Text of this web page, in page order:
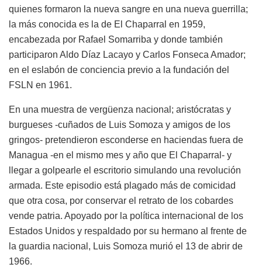
quienes formaron la nueva sangre en una nueva guerrilla;
la más conocida es la de El Chaparral en 1959,
encabezada por Rafael Somarriba y donde también
participaron Aldo Díaz Lacayo y Carlos Fonseca Amador;
en el eslabón de conciencia previo a la fundación del
FSLN en 1961.
En una muestra de vergüenza nacional; aristócratas y
burgueses -cuñados de Luis Somoza y amigos de los
gringos- pretendieron esconderse en haciendas fuera de
Managua -en el mismo mes y año que El Chaparral- y
llegar a golpearle el escritorio simulando una revolución
armada. Este episodio está plagado más de comicidad
que otra cosa, por conservar el retrato de los cobardes
vende patria. Apoyado por la política internacional de los
Estados Unidos y respaldado por su hermano al frente de
la guardia nacional, Luis Somoza murió el 13 de abrir de
1966.